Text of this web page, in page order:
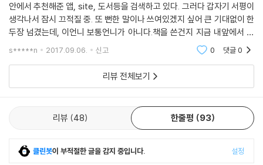
안에서 추천해준 앱, site, 도서등을 검색하고 있다. 그러다 갑자기 서평이
생각나서 잠시 끄적질 중. 또 뻔한 말이나 쓰여있겠지 싶어 큰 기대없이 한
두장 넘겼는데, 이언니 보통언니가 아니다.책을 쓴건지 지금 내앞에서 말
을 하고 있는건지 헤깔릴정도니.무슨 책을 이렇게 술술술 이해가 잘 되게
s*****n 2017.09.06. 신고 0 댓글0
리뷰 전체보기
리뷰 48 한줄평 93
클린봇이 부적절한 글을 감지 중입니다. 설정